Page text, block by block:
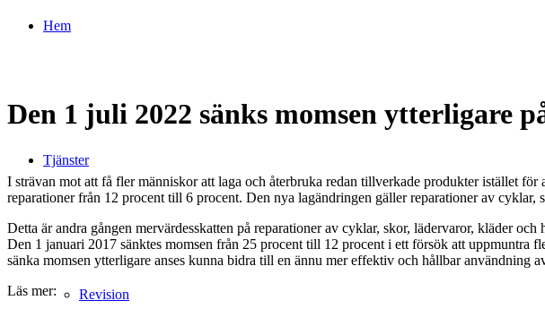
Hem
Tjänster
Revision
Den 1 juli 2022 sänks momsen ytterligare
I strävan mot att få fler människor att laga och återbruka redan tillverkade produkter istället
reparationer från 12 procent till 6 procent. Den nya lagändringen gäller reparationer av
Detta är andra gången mervärdesskatten på reparationer av cyklar, skor, lädervaror, kläder
Den 1 januari 2017 sänktes momsen från 25 procent till 12 procent i ett försök att uppmuntra
sänka momsen ytterligare anses kunna bidra till en ännu mer effektiv och hållbar användning
Läs mer: